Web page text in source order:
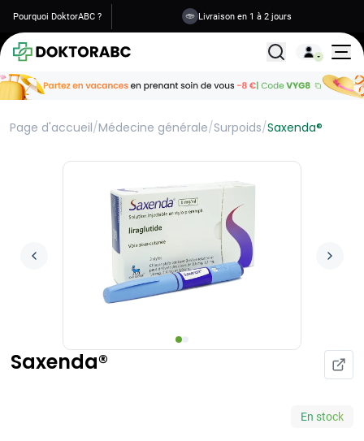
Pourquoi DoktorABC ? Livraison en 1 à 2 jours
Tous les
Page d'accueil/Médecine générale/Surpoids/Saxenda®
Saxenda®
En stock